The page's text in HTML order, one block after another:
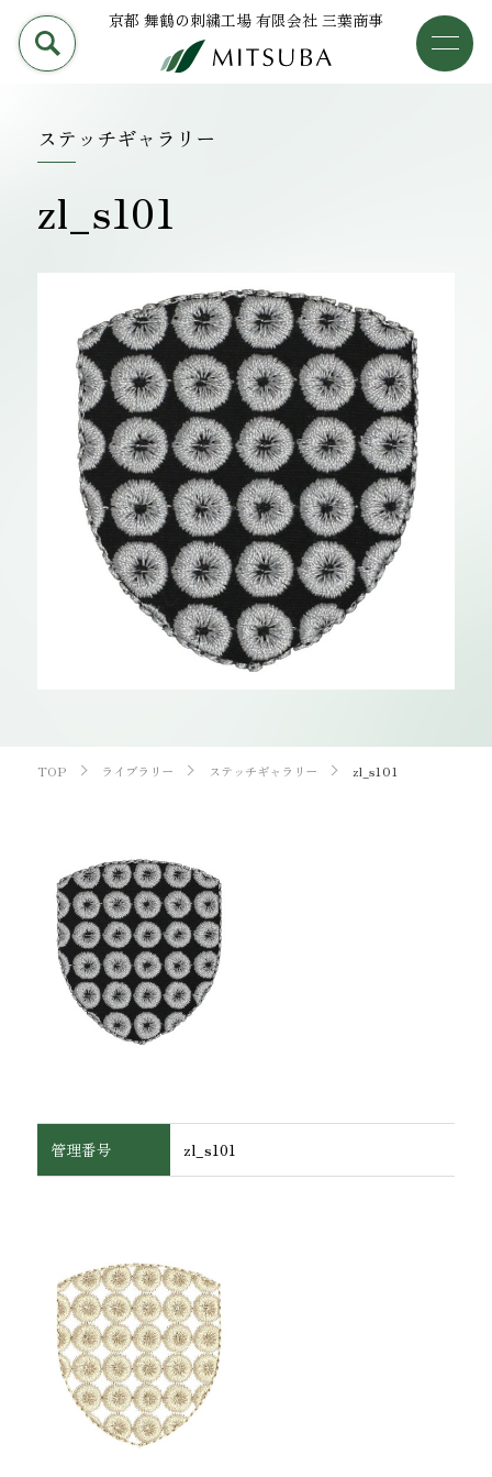
京都 舞鶴の刺繍工場 有限会社 三葉商事
三葉商事について
設備について
会社概要
採用情報
お知らせ
オンラインショップ
CONTACT お問い合わせ
PRODUCT 加工事例
OEM
製品刺繍
ワッペン・腕章
ステッチギャラリー
zl_s101
TOP ライブラリー ステッチギャラリー zl_s101
管理番号 zl_s101